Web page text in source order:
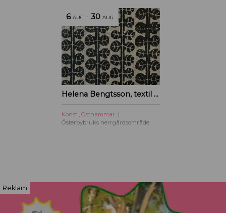
6 AUG -30 AUG
Helena Bengtsson, textil – Österbybruks herrgårdsområde
Konst Östhammar
Österbybruks herrgårdsområde
Reklam